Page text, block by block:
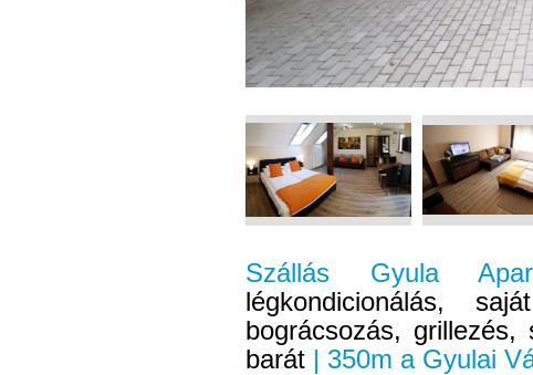
Szállás Gyula
légkondicionálás,
bográcsozás, grillezés,
barát | 350m a Gyulai